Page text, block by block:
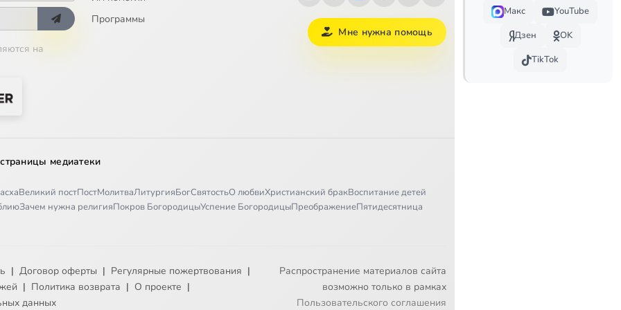
Трезвая жизнь (ТК Союз 2012-02-04)
Трезвая жизнь (ТК Союз 2012-02-07)
Трезвая жизнь (ТК Союз 2012-02-28)
Трезвая жизнь (ТК Союз 2012-03-06)
Трезвая жизнь (ТК Союз 2012-03-20)
Трезвая жизнь (ТК Союз 2012-03-27)
на
Программы
Мне нужна помощь
медиатеки
Великий постПостМолитваЛитургияБогСвятостьО любвиХристианский бракВоспитание детей
Зачем нужна религияПокров БогородицыУспение БогородицыПреображениеПятидесятница
| Договор оферты | Регулярные пожертвования |
| Политика возврата | О проекте |
данных
Распространение материалов сайта
возможно только в рамках
Пользовательского соглашения
Макс
YouTube
Дзен
OK
TikTok